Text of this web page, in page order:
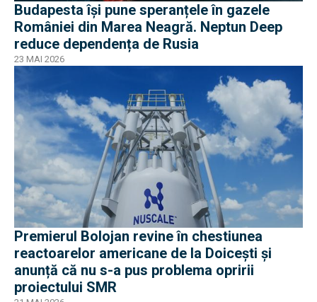
Budapesta își pune speranțele în gazele
României din Marea Neagră. Neptun Deep
reduce dependența de Rusia
23 MAI 2026
Premierul Bolojan revine în chestiunea
reactoarelor americane de la Doicești și
anunță că nu s-a pus problema opririi
proiectului SMR